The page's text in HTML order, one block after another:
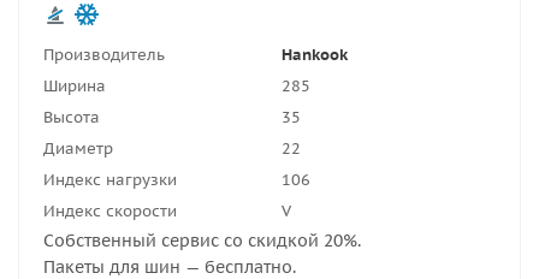
Производитель
Hankook
Ширина
285
Высота
35
Диаметр
22
Индекс нагрузки
106
Индекс скорости
V
Собственный сервис со скидкой 20%.
Пакеты для шин — бесплатно.